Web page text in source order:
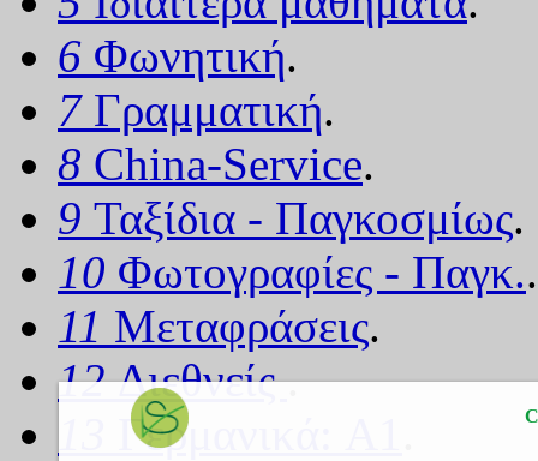
6 Φωνητική.
7 Γραμματική.
8 China-Service.
9 Ταξίδια - Παγκοσμίως.
10 Φωτογραφίες - Παγκ..
11 Μεταφράσεις.
12Διεθνείς.
Γερμανικά: A1